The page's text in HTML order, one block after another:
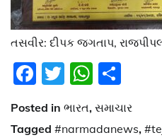
તસવીર: દીપક જગતાપ,
Facebook
Twitter
Posted in ભારત, સમાચાર
Tagged #narmadanews,